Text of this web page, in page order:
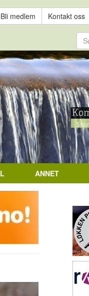
Bli medlem Kontakt oss
ANNET